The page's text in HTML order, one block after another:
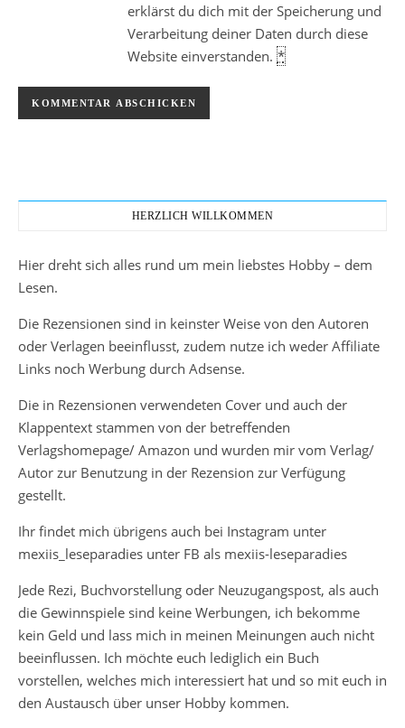
erklärst du dich mit der Speicherung und
Verarbeitung deiner Daten durch diese
Website einverstanden. *
HERZLICH WILLKOMMEN
Hier dreht sich alles rund um mein liebstes Hobby – dem
Lesen.
Die Rezensionen sind in keinster Weise von den Autoren
oder Verlagen beeinflusst, zudem nutze ich weder Affiliate
Links noch Werbung durch Adsense.
Die in Rezensionen verwendeten Cover und auch der
Klappentext stammen von der betreffenden
Verlagshomepage/ Amazon und wurden mir vom Verlag/
Autor zur Benutzung in der Rezension zur Verfügung
gestellt.
Ihr findet mich übrigens auch bei Instagram unter
mexiis_leseparadies unter FB als mexiis-leseparadies
Jede Rezi, Buchvorstellung oder Neuzugangspost, als auch
die Gewinnspiele sind keine Werbungen, ich bekomme
kein Geld und lass mich in meinen Meinungen auch nicht
beeinflussen. Ich möchte euch lediglich ein Buch
vorstellen, welches mich interessiert hat und so mit euch in
den Austausch über unser Hobby kommen.